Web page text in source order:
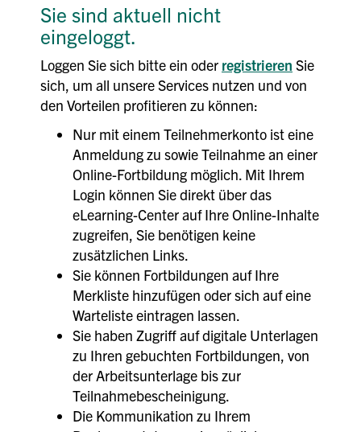
Sie sind aktuell nicht
eingeloggt.
Loggen Sie sich bitte ein oder registrieren Sie
sich, um all unsere Services nutzen und von
den Vorteilen profitieren zu können:
Nur mit einem Teilnehmerkonto ist eine
Anmeldung zu sowie Teilnahme an einer
Online-Fortbildung möglich. Mit Ihrem
Login können Sie direkt über das
eLearning-Center auf Ihre Online-Inhalte
zugreifen, Sie benötigen keine
zusätzlichen Links.
Sie können Fortbildungen auf Ihre
Merkliste hinzufügen oder sich auf eine
Warteliste eintragen lassen.
Sie haben Zugriff auf digitale Unterlagen
zu Ihren gebuchten Fortbildungen, von
der Arbeitsunterlage bis zur
Teilnahmebescheinigung.
Die Kommunikation zu Ihrem